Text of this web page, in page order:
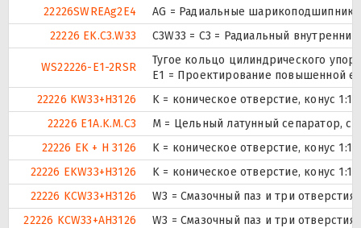
22226SWREAg2E4
AG = Радиальные
22226 EK.C3.W33
C3W33 = C3 = Радиальный
WS22226-E1-2RSR
Тугое кольцо цилиндрического
E1 = Проектирование повышенной
22226 KW33+H3126
K = коническое отверстие, конус
22226 E1A.K.M.C3
M = Цельный латунный сепаратор,
22226 EK + H 3126
K = коническое отверстие, конус
22226 EKW33+H3126
K = коническое отверстие, конус
22226 KCW33+H3126
W3 = Смазочный паз и три
22226 KCW33+AH3126
W3 = Смазочный паз и три